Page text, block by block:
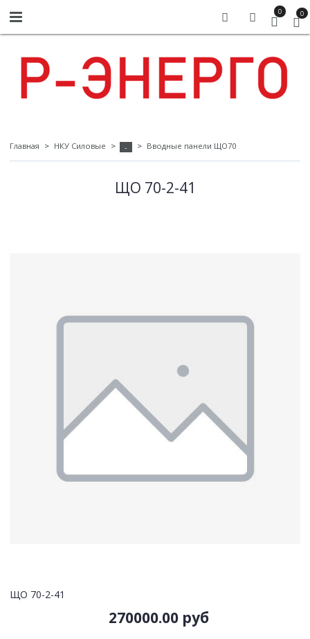
0 0
Главная НКУ Силовые - Вводные панели ЩО70
ЩО 70-2-41
ЩО 70-2-41
270000.00 руб